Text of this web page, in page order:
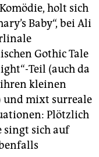
holt sich
Baby“, bei Ali
Gothic Tale
Teil (auch da
kleinen
und mixt surreale
Plötzlich
singt sich auf